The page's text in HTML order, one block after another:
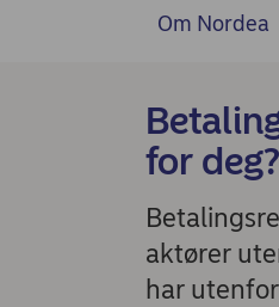
Om Nordea
for deg?
aktører
har